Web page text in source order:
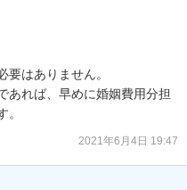
はありません。
あれば、早めに婚姻費用分担
2021年6月4日 19:47